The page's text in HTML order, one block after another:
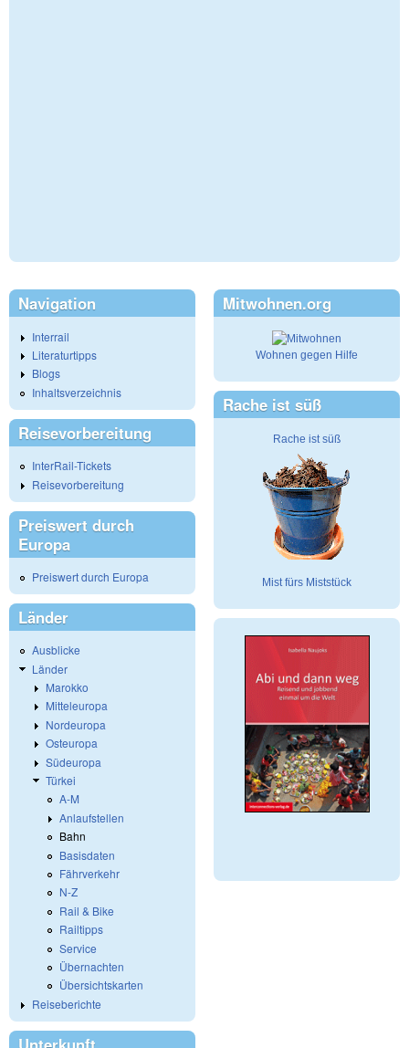
Navigation
Interrail
Literaturtipps
Blogs
Inhaltsverzeichnis
Reisevorbereitung
InterRail-Tickets
Reisevorbereitung
Preiswert durch
Europa
Preiswert durch Europa
Länder
Ausblicke
Länder
Marokko
Mitteleuropa
Nordeuropa
Osteuropa
Südeuropa
Türkei
A-M
Anlaufstellen
Bahn
Basisdaten
Fährverkehr
N-Z
Rail & Bike
Railtipps
Service
Übernachten
Übersichtskarten
Reiseberichte
Mitwohnen.org
Wohnen gegen Hilfe
Rache ist süß
Rache ist süß
Mist fürs Miststück